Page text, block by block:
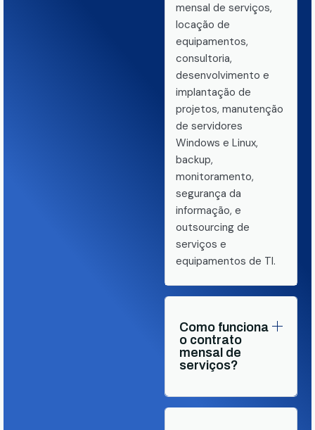
mensal de serviços,
locação de
equipamentos,
consultoria,
desenvolvimento e
implantação de
projetos, manutenção
de servidores
Windows e Linux,
backup,
monitoramento,
segurança da
informação, e
outsourcing de
serviços e
equipamentos de TI.
Como funciona
o contrato
mensal de
serviços?